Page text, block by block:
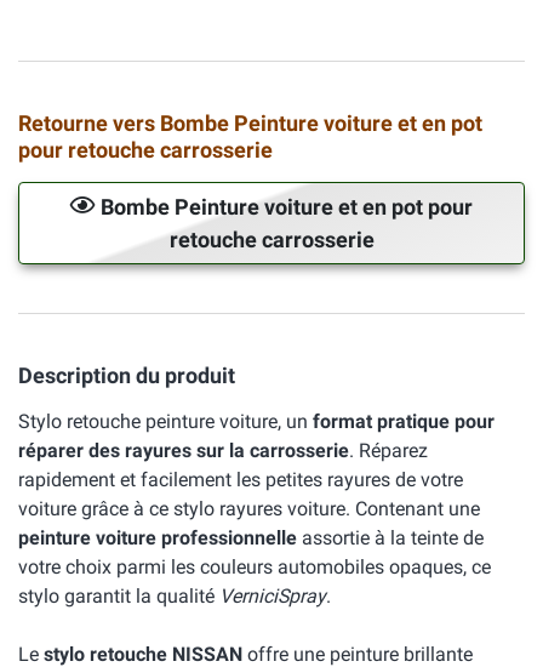
Retourne vers Bombe Peinture voiture et en pot
pour retouche carrosserie
Bombe Peinture voiture et en pot pour
retouche carrosserie
Description du produit
Stylo retouche peinture voiture, un format pratique pour
réparer des rayures sur la carrosserie. Réparez
rapidement et facilement les petites rayures de votre
voiture grâce à ce stylo rayures voiture. Contenant une
peinture voiture professionnelle assortie à la teinte de
votre choix parmi les couleurs automobiles opaques, ce
stylo garantit la qualité VerniciSpray.
Le stylo retouche NISSAN offre une peinture brillante